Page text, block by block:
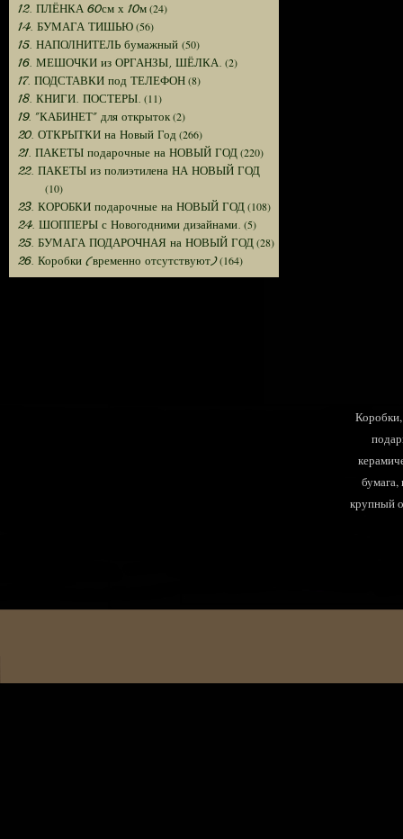
12. ПЛЁНКА 60см х 10м(24)
14. БУМАГА ТИШЬЮ(56)
15. НАПОЛНИТЕЛЬ бумажный (50)
16. МЕШОЧКИ из ОРГАНЗЫ, ШЁЛКА. (2)
17. ПОДСТАВКИ под ТЕЛЕФОН(8)
18. КНИГИ. ПОСТЕРЫ. (11)
19. "КАБИНЕТ" для открыток(2)
20. ОТКРЫТКИ на Новый Год (266)
21. ПАКЕТЫ подарочные на НОВЫЙ ГОД(220)
22. ПАКЕТЫ из полиэтилена НА НОВЫЙ ГОД
(10)
23. КОРОБКИ подарочные на НОВЫЙ ГОД(108)
24. ШОППЕРЫ с Новогодними дизайнами. (5)
25. БУМАГА ПОДАРОЧНАЯ на НОВЫЙ ГОД(28)
26. Коробки (временно отсутствуют)(164)
крупный